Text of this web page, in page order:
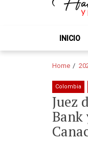
INICIO
Home
Colombia
Juez